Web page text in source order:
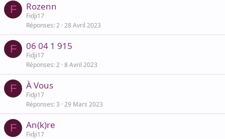
F Rozenn
Fidji17
Réponses 2 28 Avril 2023
F 06 04 1 915
Fidji17
Réponses 2 8 Avril 2023
F À Vous
Fidji17
Réponses 3 29 Mars 2023
F An(k)re
Fidji17